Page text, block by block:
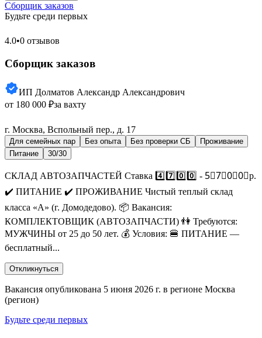
Сборщик заказов
Будьте среди первых
4.0•0 отзывов
Сборщик заказов
ИП Долматов Александр Александрович
от 180 000 ₽за вахту
г. Москва, Вспольный пер., д. 17
Для семейных пар Без опыта Без проверки СБ
Проживание
Питание
30/30
СКЛАД АВТОЗАПЧАСТЕЙ Ставка 4️⃣7️⃣0️⃣0️⃣ - 5⃣7⃣0⃣0⃣р.
✔️ ПИТАНИЕ ✔️ ПРОЖИВАНИЕ Чистый теплый склад
класса «А» (г. Домодедово). 📦 Вакансия:
КОМПЛЕКТОВЩИК (АВТОЗАПЧАСТИ) 👫 Требуются:
МУЖЧИНЫ от 25 до 50 лет. 💰 Условия: 🍔 ПИТАНИЕ —
бесплатный...
Откликнуться
Вакансия опубликована 5 июня 2026 г. в регионе Москва
(регион)
Будьте среди первых